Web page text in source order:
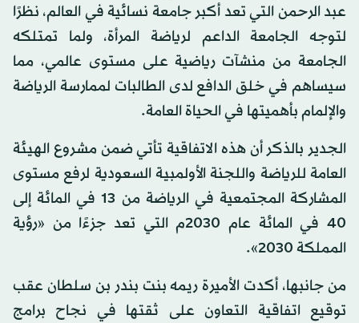
عبد الرحمن التي تعد أكبر جامعة نسائية في العالم، نظرًا
لتوجه الجامعة الداعم لرياضة المرأة، ولما تمتلكه
الجامعة من منشآت رياضية على مستوى عالمي، مما
سيساهم في خلق الدافع لدى الطالبات لممارسة الرياضة
والإلمام بأهميتها في الحياة العامة.
الجدير بالذكر أن هذه الاتفاقية تأتي ضمن مشروع الهيئة
العامة للرياضة واللجنة الأولمبية السعودية لرفع مستوى
المشاركة المجتمعية في الرياضة من 13 في المائة إلى
40 في المائة عام 2030م التي تعد جزءًا من «رؤية
المملكة 2030».
من جانبها، أكدت الأميرة ريمه بنت بندر بن سلطان عقب
توقيع اتفاقية التعاون على ثقتها في نجاح برامج